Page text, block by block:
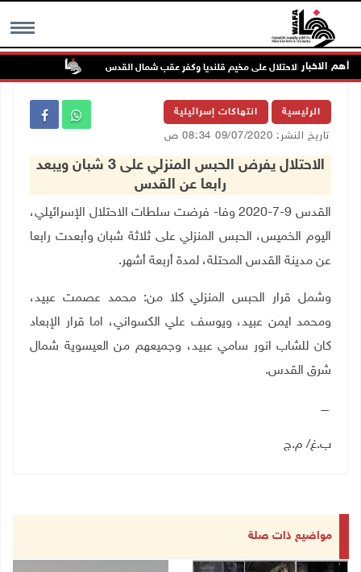
MENU أهم الاخبار
الرئيسية انتهاكات إسرائيلية
تاريخ النشر: 09/07/2020 08:34 ص
الاحتلال يفرض الحبس المنزلي على 3 شبان ويبعد
رابعا عن القدس
القدس 9-7-2020 وفا- فرضت سلطات الاحتلال الإسرائيلي،
اليوم الخميس، الحبس المنزلي على ثلاثة شبان وأبعدت رابعا
عن مدينة القدس المحتلة، لمدة أربعة أشهر.
وشمل قرار الحبس المنزلي كلا من: محمد عصمت عبيد،
ومحمد ايمن عبيد، ويوسف علي الكسواني، اما قرار الإبعاد
كان للشاب انور سامي عبيد، وجميعهم من العيسوية شمال
شرق القدس.
ــــ
ب.غ/ م.ج
مواضيع ذات صلة